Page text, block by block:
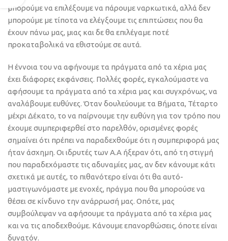
μπορούμε να επιλέξουμε να πάρουμε ναρκωτικά, αλλά δεν
μπορούμε με τίποτα να ελέγξουμε τις επιπτώσεις που θα
έχουν πάνω μας, μιας και δε θα επιλέγαμε ποτέ
προκαταβολικά να εθιστούμε σε αυτά.
Η έννοια του να αφήνουμε τα πράγματα από τα χέρια μας
έχει διάφορες εκφάνσεις. Πολλές φορές, εγκαλούμαστε να
αφήσουμε τα πράγματα από τα χέρια μας και συγχρόνως, να
αναλάβουμε ευθύνες. Όταν δουλεύουμε τα Βήματα, Τέταρτο
μέχρι Δέκατο, το να παίρνουμε την ευθύνη για τον τρόπο που
έχουμε συμπεριφερθεί στο παρελθόν, ορισμένες φορές
σημαίνει ότι πρέπει να παραδεχθούμε ότι η συμπεριφορά μας
ήταν άσχημη. Οι ιδρυτές των Α.Α ήξεραν ότι, από τη στιγμή
που παραδεχόμαστε τις αδυναμίες μας, αν δεν κάνουμε κάτι
σχετικά με αυτές, το πιθανότερο είναι ότι θα αυτό-
μαστιγωνόμαστε με ενοχές, πράγμα που θα μπορούσε να
θέσει σε κίνδυνο την ανάρρωσή μας. Οπότε, μας
συμβούλεψαν να αφήσουμε τα πράγματα από τα χέρια μας
και να τις αποδεχθούμε. Κάνουμε επανορθώσεις, όποτε είναι
δυνατόν.